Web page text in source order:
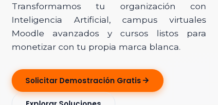
Transformamos tu organización con
Inteligencia Artificial, campus virtuales
Moodle avanzados y cursos listos para
monetizar con tu propia marca blanca.
Solicitar Demostración Gratis